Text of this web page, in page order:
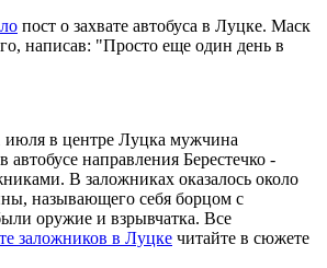
пост о захвате автобуса в Луцке. Маск
написав: "Просто еще один день в
в центре Луцка мужчина
автобусе направления Берестечко -
В заложниках оказалось около
называющего себя борцом с
оружие и взрывчатка. Все
заложников в Луцке читайте в сюжете